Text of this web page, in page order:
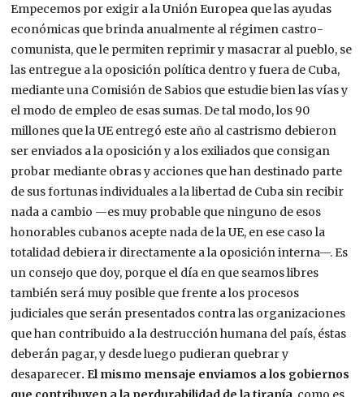
Empecemos por exigir a la Unión Europea que las ayudas
económicas que brinda anualmente al régimen castro-
comunista, que le permiten reprimir y masacrar al pueblo, se
las entregue a la oposición política dentro y fuera de Cuba,
mediante una Comisión de Sabios que estudie bien las vías y
el modo de empleo de esas sumas. De tal modo, los 90
millones que la UE entregó este año al castrismo debieron
ser enviados a la oposición y a los exiliados que consigan
probar mediante obras y acciones que han destinado parte
de sus fortunas individuales a la libertad de Cuba sin recibir
nada a cambio —es muy probable que ninguno de esos
honorables cubanos acepte nada de la UE, en ese caso la
totalidad debiera ir directamente a la oposición interna—. Es
un consejo que doy, porque el día en que seamos libres
también será muy posible que frente a los procesos
judiciales que serán presentados contra las organizaciones
que han contribuido a la destrucción humana del país, éstas
deberán pagar, y desde luego pudieran quebrar y
desaparecer. El mismo mensaje enviamos a los gobiernos